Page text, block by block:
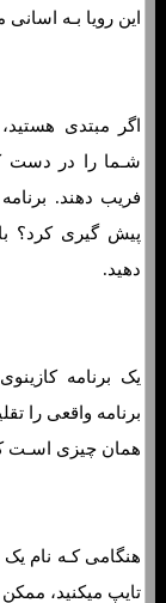
این رویا بـه
اگر مبتدی
شـما را در دست
فریب دهند.
پیش گیری کرد؟
دهید.
یک برنامه
برنامه واقعی را
همان چیزی اسـت
تایپ میکنید، ممکن